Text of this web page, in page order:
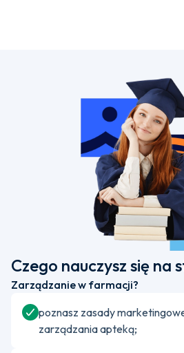
Czego nauczysz się na
Zarządzanie w farmacji?
poznasz zasady
zarządzania apteką;